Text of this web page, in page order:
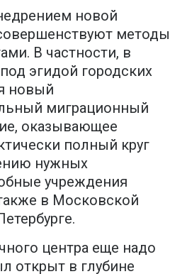
новой
методы
В частности, в
эгидой городских
новый
миграционный
оказывающее
полный круг
нужных
учреждения
в Московской
центра еще надо
открыт в глубине